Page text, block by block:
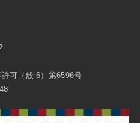
可（般-6）第6596号